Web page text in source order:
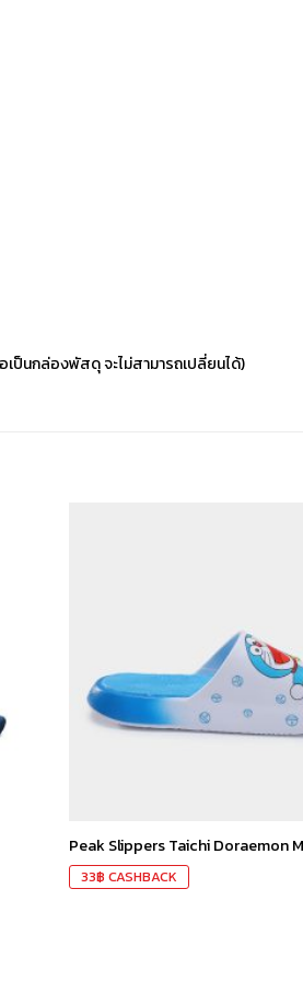
ป็นกล่องพัสดุ จะไม่สามารถเปลี่ยนได้)
Peak Slippers Taichi Doraemon
33฿ CASHBACK